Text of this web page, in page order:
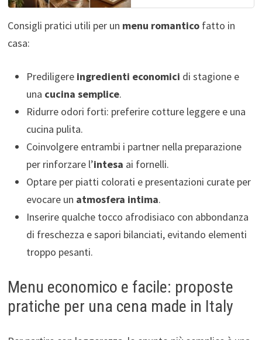
Consigli pratici utili per un menu romanticofatto in
casa:
Prediligere ingredienti economici di stagione e
una cucina semplice.
Ridurre odori forti: preferire cotture leggere e una
cucina pulita.
Coinvolgere entrambi i partner nella preparazione
per rinforzare l’intesa ai fornelli.
Optare per piatti colorati e presentazioni curate per
evocare un atmosfera intima.
Inserire qualche tocco afrodisiaco con abbondanza
di freschezza e sapori bilanciati, evitando elementi
troppo pesanti.
Menu economico e facile: proposte
pratiche per una cena made in Italy